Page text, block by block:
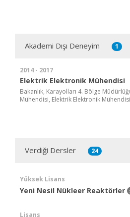
Akademi Dışı Deneyim 1
2014 - 2017
Elektrik Elektronik Mühendisi
Bakanlık, Karayolları 4. Bölge
Mühendisi, Elektrik Elektronik Mühendisi
Verdiği Dersler 24
Yüksek Lisans
Yeni Nesil Nükleer Reaktörler
Lisans